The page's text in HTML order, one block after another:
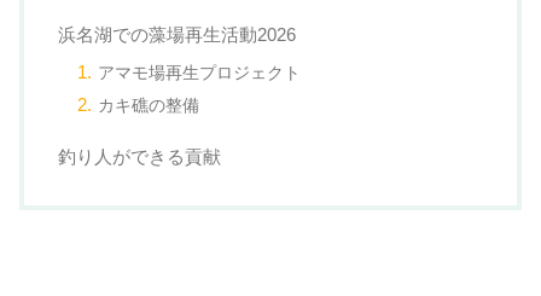
浜名湖での藻場再生活動2026
アマモ場再生プロジェクト
カキ礁の整備
釣り人ができる貢献